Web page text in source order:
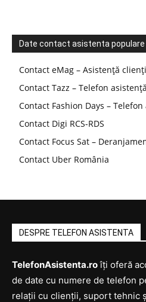
Date contact asistenta populare
Contact eMag – Asistență clienți
Contact Tazz – Telefon asistență
Contact Fashion Days –
Contact Digi RCS-RDS
Contact Focus Sat –
Contact Uber România
DESPRE TELEFON ASISTENTA
TelefonAsistenta.roîți oferă
de date cu numere de telefon
relații cu clienții, suport tehnic